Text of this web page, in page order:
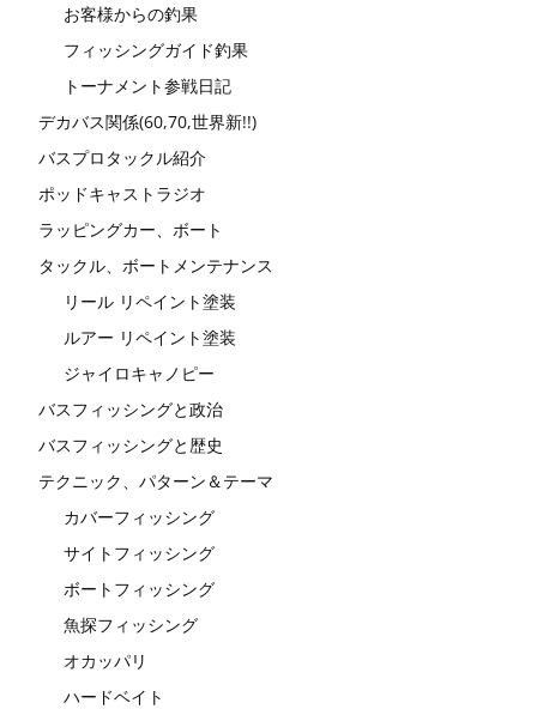
お客様からの釣果
フィッシングガイド釣果
トーナメント参戦日記
デカバス関係(60,70,世界新!!)
バスプロタックル紹介
ポッドキャストラジオ
ラッピングカー、ボート
タックル、ボートメンテナンス
リール リペイント塗装
ルアー リペイント塗装
ジャイロキャノピー
バスフィッシングと政治
バスフィッシングと歴史
テクニック、パターン＆テーマ
カバーフィッシング
サイトフィッシング
ボートフィッシング
魚探フィッシング
オカッパリ
ハードベイト